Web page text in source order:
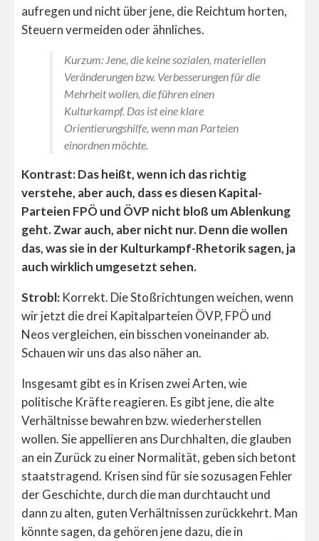
aufregen und nicht über jene, die Reichtum horten,
Steuern vermeiden oder ähnliches.
Kurzum: Jene, die keine sozialen, materiellen
Veränderungen bzw. Verbesserungen für die
Mehrheit wollen, die führen einen
Kulturkampf. Das ist eine klare
Orientierungshilfe, wenn man Parteien
einordnen möchte.
Kontrast: Das heißt, wenn ich das richtig
verstehe, aber auch, dass es diesen Kapital-
Parteien FPÖ und ÖVP nicht bloß um Ablenkung
geht. Zwar auch, aber nicht nur. Denn die wollen
das, was sie in der Kulturkampf-Rhetorik sagen, ja
auch wirklich umgesetzt sehen.
Strobl: Korrekt. Die Stoßrichtungen weichen, wenn
wir jetzt die drei Kapitalparteien ÖVP, FPÖ und
Neos vergleichen, ein bisschen voneinander ab.
Schauen wir uns das also näher an.
Insgesamt gibt es in Krisen zwei Arten, wie
politische Kräfte reagieren. Es gibt jene, die alte
Verhältnisse bewahren bzw. wiederherstellen
wollen. Sie appellieren ans Durchhalten, die glauben
an ein Zurück zu einer Normalität, geben sich betont
staatstragend. Krisen sind für sie sozusagen Fehler
der Geschichte, durch die man durchtaucht und
dann zu alten, guten Verhältnissen zurückkehrt. Man
könnte sagen, da gehören jene dazu, die in